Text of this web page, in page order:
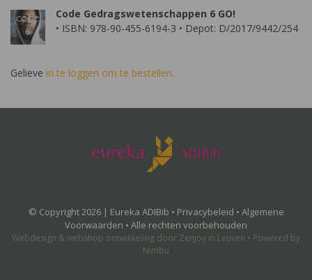
Code Gedragswetenschappen 6 GO!
• ISBN: 978-90-455-6194-3 • Depot: D/2017/9442/254
Gelieve in te loggen om te bestellen.
© Copyright 2026 | Eureka ADIBib • Privacybeleid • Algemene
Voorwaarden • Alle rechten voorbehouden
Webdesign & webshop ontwikkeling door Zenjoy in Leuven • Powered by
Nimbu